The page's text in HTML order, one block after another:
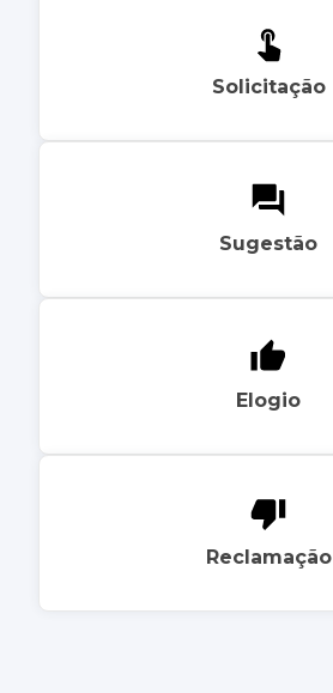
Solicitação
Sugestão
Elogio
Reclamação